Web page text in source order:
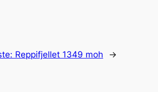
Reppifjellet 1349 moh →